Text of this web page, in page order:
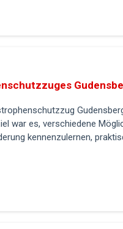
war es, verschiedene
kennenzulernen,